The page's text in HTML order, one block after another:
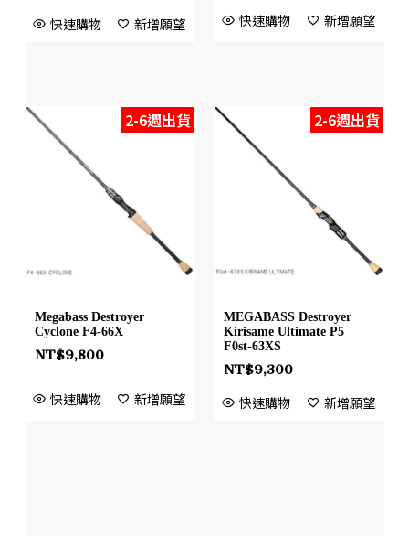
快速購物 新增願望 快速購物 新增願望
2-6週出貨
Megabass Destroyer
Cyclone F4-66X
NT$9,800
快速購物 新增願望
2-6週出貨
MEGABASS Destroyer
Kirisame Ultimate P5
F0st-63XS
NT$9,300
快速購物 新增願望